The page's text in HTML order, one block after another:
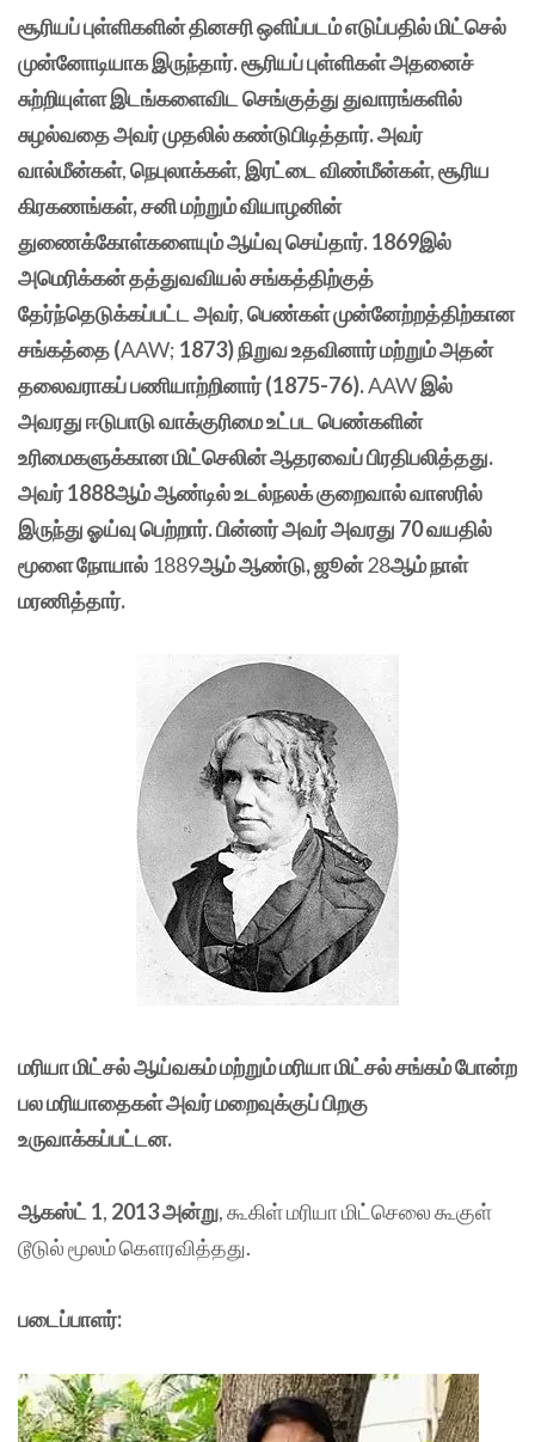
சூரியப் புள்ளிகளின் தினசரி ஒளிப்படம் எடுப்பதில் மிட்செல்
முன்னோடியாக இருந்தார். சூரியப் புள்ளிகள் அதனைச்
சுற்றியுள்ள இடங்களைவிட செங்குத்து துவாரங்களில்
சுழல்வதை அவர் முதலில் கண்டுபிடித்தார். அவர்
வால்மீன்கள்,நெபுலாக்கள்,இரட்டை விண்மீன்கள்,சூரிய
கிரகணங்கள், சனி மற்றும் வியாழனின்
துணைக்கோள்களையும் ஆய்வு செய்தார். 1869இல்
அமெரிக்கன் தத்துவவியல் சங்கத்திற்குத்
தேர்ந்தெடுக்கப்பட்ட அவர்,பெண்கள் முன்னேற்றத்திற்கான
சங்கத்தை (AAW; 1873) நிறுவ உதவினார் மற்றும் அதன்
தலைவராகப் பணியாற்றினார் (1875-76).AAWஇல்
அவரது ஈடுபாடு வாக்குரிமை உட்பட பெண்களின்
உரிமைகளுக்கான மிட்செலின் ஆதரவைப் பிரதிபலித்தது.
அவர் 1888ஆம் ஆண்டில் உடல்நலக் குறைவால் வாஸரில்
இருந்து ஓய்வு பெற்றார். பின்னர் அவர் அவரது 70 வயதில்
மூளை நோயால் 1889ஆம் ஆண்டு, ஜூன்28ஆம் நாள்
மரணித்தார்.
மரியா மிட்சல் ஆய்வகம் மற்றும் மரியா மிட்சல் சங்கம் போன்ற
பல மரியாதைகள் அவர் மறைவுக்குப் பிறகு
உருவாக்கப்பட்டன.
ஆகஸ்ட் 1, 2013 அன்று, கூகிள் மரியா மிட்செலை கூகுள்
டூடுல் மூலம் கௌரவித்தது.
படைப்பாளர்: